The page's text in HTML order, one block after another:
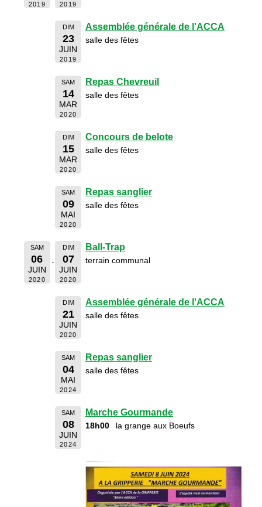
2019 2019
DIM
23
JUIN
2019
Assemblée générale de l'ACCA
salle des fêtes
SAM
14
MAR
2020
Repas Chevreuil
salle des fêtes
DIM
15
MAR
2020
Concours de belote
salle des fêtes
SAM
09
MAI
2020
Repas sanglier
salle des fêtes
SAM
06
JUIN
2020
DIM
07
JUIN
2020
Ball-Trap
terrain communal
DIM
21
JUIN
2020
Assemblée générale de l'ACCA
salle des fêtes
SAM
04
MAI
2024
Repas sanglier
salle des fêtes
SAM
08
JUIN
2024
Marche Gourmande
18h00 la grange aux Boeufs